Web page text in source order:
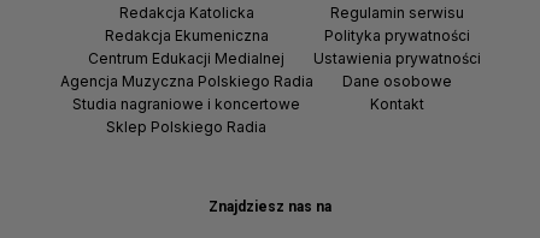
Znajdziesz nas na
Redakcja Katolicka
Redakcja Ekumeniczna
Centrum Edukacji Medialnej
Agencja Muzyczna Polskiego Radia
Studia nagraniowe i koncertowe
Sklep Polskiego Radia
Regulamin serwisu
Polityka prywatności
Ustawienia prywatności
Dane osobowe
Kontakt